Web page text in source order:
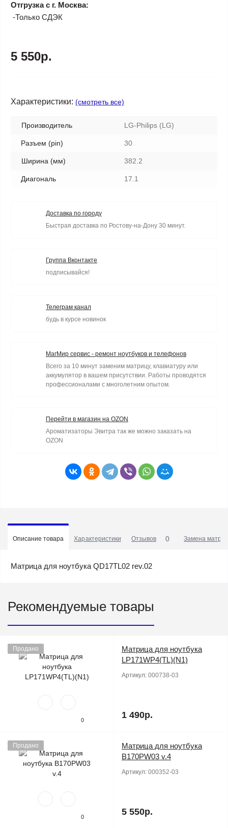
Отгрузка с г. Москва:
-Только СДЭК
5 550р.
Характеристики: (смотреть все)
Производитель LG-Philips (LG)
Разъем (pin) 30
Ширина (мм) 382.2
Диагональ 17.1
Доставка по городу
Быстрая доставка по Ростову-на-Дону 30 минут.
Группа Вконтакте
подписывайся!
Телеграм канал
будь в курсе новинок
МагМир сервис - ремонт ноутбуков и телефонов
Всего за 10 минут заменим матрицу, клавиатуру или
аккумулятор в вашем присутствии. Работы проводятся
профессионалами с многолетним опытом.
Перейти в магазин на OZON
Ароматизаторы Эвитра так же можно заказать на
OZON
Описание товара Характеристики Отзывов 0 Замена
Матрица для ноутбука QD17TL02 rev.02
Рекомендуемые товары
Продано
0
Матрица для ноутбука
LP171WP4(TL)(N1)
Артикул: 000738-03
1 490р.
Продано
0
Матрица для ноутбука
B170PW03 v.4
Артикул: 000352-03
5 550р.